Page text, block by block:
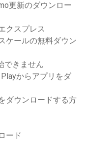
更新のダウンロー
クスプレス
ケールの無料ダウン
できません
からアプリをダ
ダウンロードする方
ード